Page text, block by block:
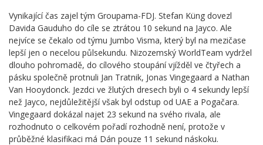
Vynikající čas zajel tým Groupama-FDJ. Stefan Küng dovezl
Davida Gauduho do cíle se ztrátou 10 sekund na Jayco. Ale
nejvíce se čekalo od týmu Jumbo Visma, který byl na mezičase
lepší jen o necelou půlsekundu. Nizozemský WorldTeam vydržel
dlouho pohromadě, do cílového stoupání vjížděl ve čtyřech a
pásku společně protnuli Jan Tratnik, Jonas Vingegaard a Nathan
Van Hooydonck. Jezdci ve žlutých dresech byli o 4 sekundy lepší
než Jayco, nejdůležitější však byl odstup od UAE a Pogačara.
Vingegaard dokázal najet 23 sekund na svého rivala, ale
rozhodnuto o celkovém pořadí rozhodně není, protože v
průběžné klasifikaci má Dán pouze 11 sekund náskoku.